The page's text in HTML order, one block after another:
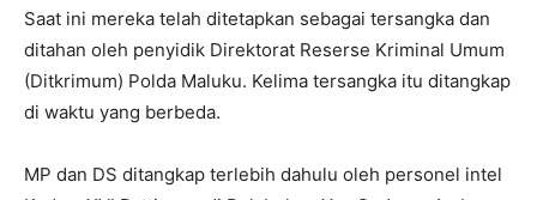
Saat ini mereka telah ditetapkan sebagai tersangka dan
ditahan oleh penyidik Direktorat Reserse Kriminal Umum
(Ditkrimum) Polda Maluku. Kelima tersangka itu ditangkap
di waktu yang berbeda.
MP dan DS ditangkap terlebih dahulu oleh personel intel